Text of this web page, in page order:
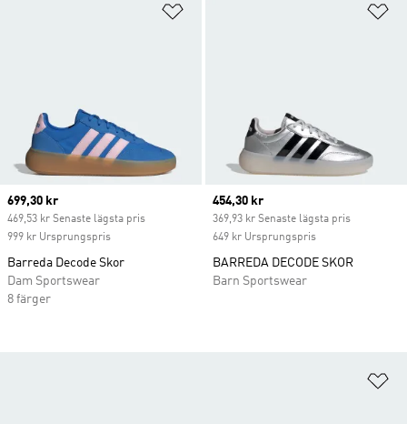
Current price
699,30 kr
469,53 kr Senaste lägsta pris
999 kr Ursprungspris
Barreda Decode Skor
Dam Sportswear
8 färger
Current price
454,30 kr
369,93 kr Senaste lägsta pris
649 kr Ursprungspris
BARREDA DECODE SKOR
Barn Sportswear